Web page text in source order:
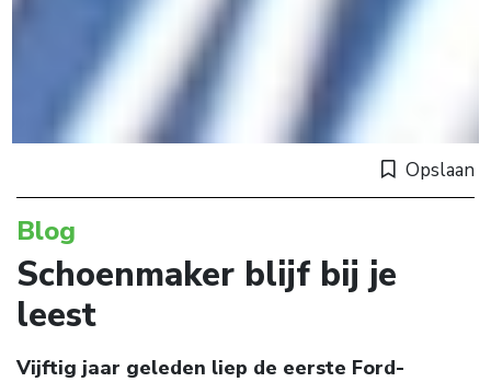
Opslaan
Blog
Schoenmaker blijf bij je
leest
Vijftig jaar geleden liep de eerste Ford-